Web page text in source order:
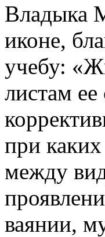
Владыка
иконе,
учебу:
листам
при
между
ваянии,